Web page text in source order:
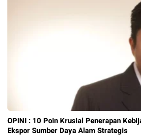
OPINI : 10 Poin Krusial Penerapan
Ekspor Sumber Daya Alam Strategis